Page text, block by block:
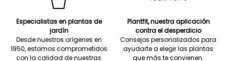
Especialistas en plantas de
jardín
Desde nuestros orígenes en
1950, estamos comprometidos
con la calidad de nuestras
Plantfit, nuestra aplicación
contra el desperdicio
Consejos personalizados para
ayudarte a elegir las plantas
que más te convienen.